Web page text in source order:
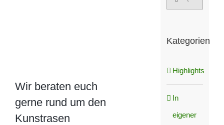
Wir beraten euch
gerne rund um den
Kunstrasen
Kategorien
Highlights
In
eigener